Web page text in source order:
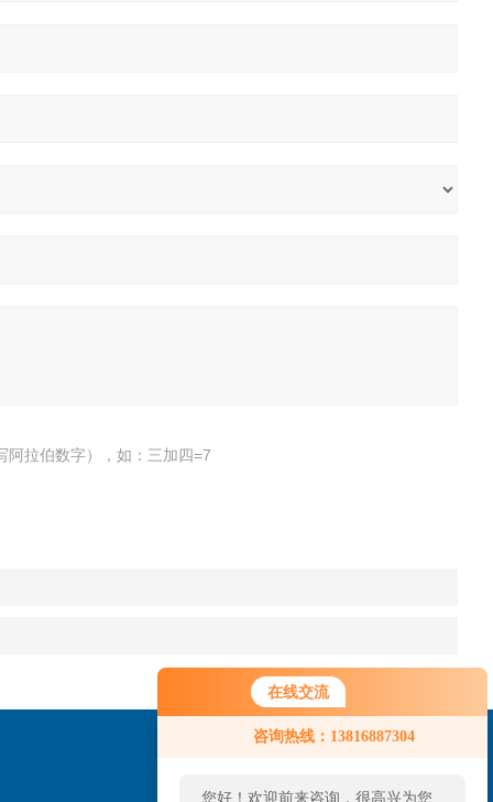
在线交流
咨询热线：13816887304
您好！欢迎前来咨询，很高兴为您
阿拉伯数字），如：三加四=7